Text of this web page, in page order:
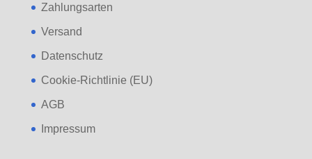
Zahlungsarten
Versand
Datenschutz
Cookie-Richtlinie (EU)
AGB
Impressum